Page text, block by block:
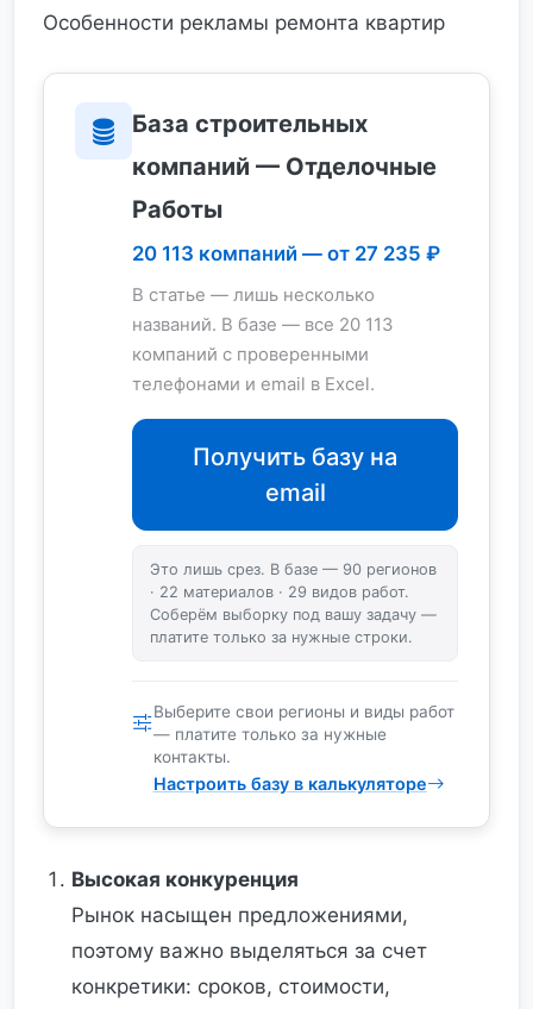
Особенности рекламы ремонта квартир
База строительных
компаний — Отделочные
Работы
20 113 компаний — от 27 235 ₽
В статье — лишь несколько
названий. В базе — все 20 113
компаний с проверенными
телефонами и email в Excel.
Получить базу на
email
Это лишь срез. В базе — 90 регионов
· 22 материалов · 29 видов работ.
Соберём выборку под вашу задачу —
платите только за нужные строки.
Выберите свои регионы и виды работ
— платите только за нужные
контакты.
Настроить базу в калькуляторе
Высокая конкуренция
Рынок насыщен предложениями,
поэтому важно выделяться за счет
конкретики: сроков, стоимости,